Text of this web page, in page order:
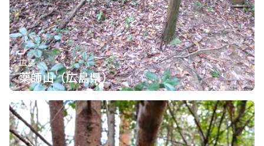
広島
薬師山（広島県）